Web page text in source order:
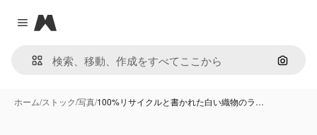
Close menu
Magnific
画像で
ホーム/ストック/写真/100%リサイクルと書かれた白い織物のラ…